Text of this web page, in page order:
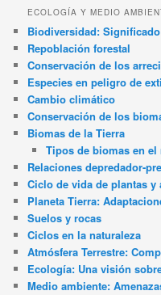
ECOLOGÍA Y MEDIO
Biodiversidad:
Repoblación forestal
Conservación de los
Especies en peligro de
Cambio climático
Conservación de los
Biomas de la Tierra
Tipos de biomas en el
Relaciones depredador-
Ciclo de vida de plantas y
Planeta Tierra:
Suelos y rocas
Ciclos en la naturaleza
Atmósfera Terrestre:
Ecología: Una visión
Medio ambiente: